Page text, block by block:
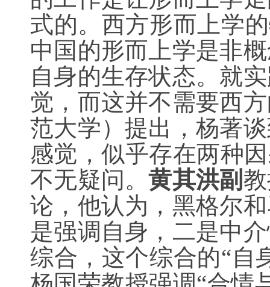
式的。西方形而上学
中国的形而上学是非
自身的生存状态。就
觉，而这并不需要西
范大学）提出，杨著
感觉，似乎存在两种
不无疑问。黄其洪副
论，他认为，黑格尔
是强调自身，二是中
综合，这个综合的“自